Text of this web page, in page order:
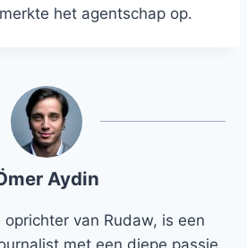
het agentschap op.
Aydin
oprichter van Rudaw, is een